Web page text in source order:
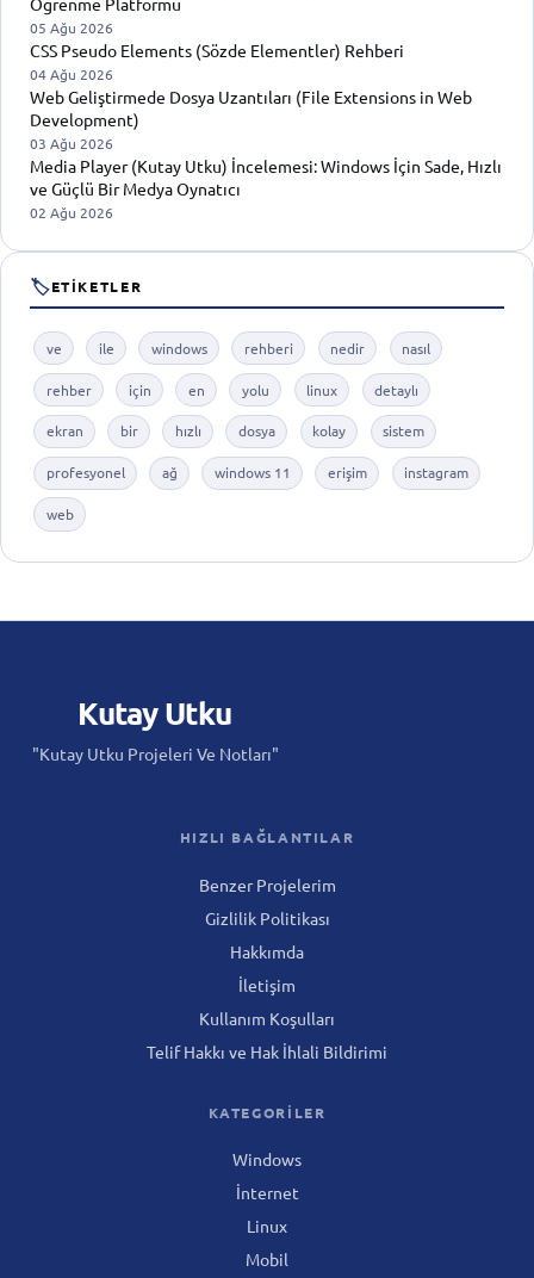
05 Ağu 2026
CSS Pseudo Elements (Sözde Elementler) Rehberi
04 Ağu 2026
Web Geliştirmede Dosya Uzantıları (File Extensions in Web
Development)
03 Ağu 2026
Media Player (Kutay Utku) İncelemesi: Windows İçin Sade, Hızlı
ve Güçlü Bir Medya Oynatıcı
02 Ağu 2026
🏷ETIKETLER
ve ile windows rehberi nedir nasıl
rehber için en yolu linux detaylı
ekran bir hızlı dosya kolay sistem
profesyonel ağ windows 11 erişim instagram
web
KutayUtku
"Kutay Utku Projeleri Ve Notları"
HIZLI BAĞLANTILAR
Benzer Projelerim
Gizlilik Politikası
Hakkımda
İletişim
Kullanım Koşulları
Telif Hakkı ve Hak İhlali Bildirimi
KATEGORILER
Windows
İnternet
Linux
Mobil